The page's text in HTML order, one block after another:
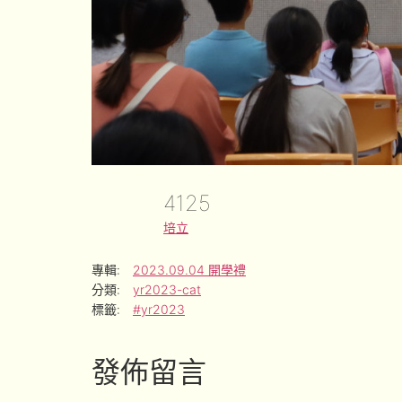
4125
培立
專輯:
2023.09.04 開學禮
分類:
yr2023-cat
標籤:
#yr2023
發佈留言